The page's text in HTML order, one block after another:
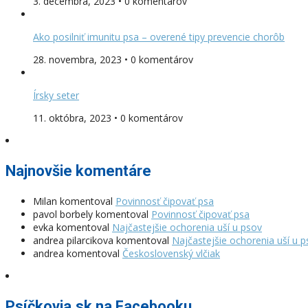
Ako posilniť imunitu psa – overené tipy prevencie chorôb
28. novembra, 2023 • 0 komentárov
Írsky seter
11. októbra, 2023 • 0 komentárov
Najnovšie komentáre
Milan komentoval Povinnosť čipovať psa
pavol borbely komentoval Povinnosť čipovať psa
evka komentoval Najčastejšie ochorenia uší u psov
andrea pilarcikova komentoval Najčastejšie ochorenia uší u
andrea komentoval Československý vlčiak